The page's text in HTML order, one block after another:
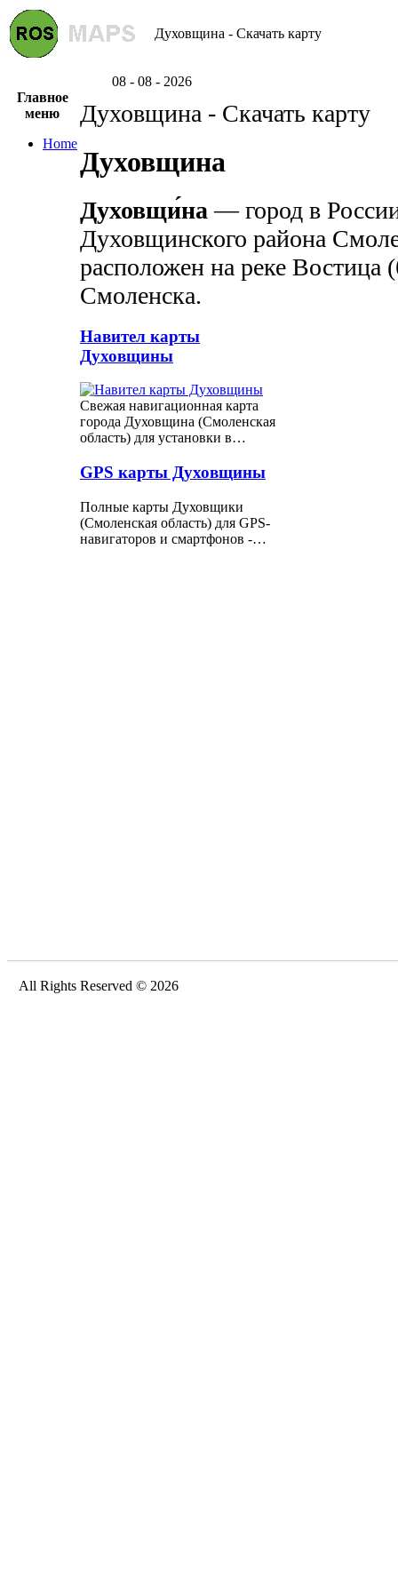
Духовщина - Скачать карту
08 - 08 - 2026
Главное
меню
Home
Духовщина - Скачать карту
Духовщина
Духовщи́на — город в
Духовщинского района
расположен на реке Востица
Смоленска.
Навител карты
Духовщины
Свежая навигационная карта
города Духовщина (Смоленская
область) для установки в…
GPS карты Духовщины
Полные карты Духовщики
(Смоленская область) для GPS-
навигаторов и смартфонов -…
All Rights Reserved © 2026